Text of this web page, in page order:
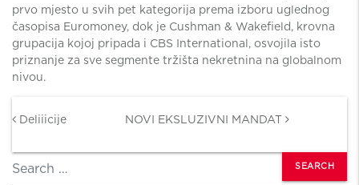
prvo mjesto u svih pet kategorija prema izboru uglednog
časopisa Euromoney, dok je Cushman & Wakefield, krovna
grupacija kojoj pripada i CBS International, osvojila isto
priznanje za sve segmente tržišta nekretnina na globalnom
nivou.
Deliiicije NOVI EKSLUZIVNI MANDAT
Search